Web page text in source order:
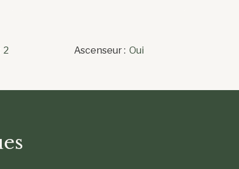
2 Ascenseur: Oui